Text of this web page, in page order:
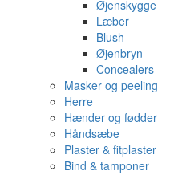
Øjenskygge
Læber
Blush
Øjenbryn
Concealers
Masker og peeling
Herre
Hænder og fødder
Håndsæbe
Plaster & fitplaster
Bind & tamponer